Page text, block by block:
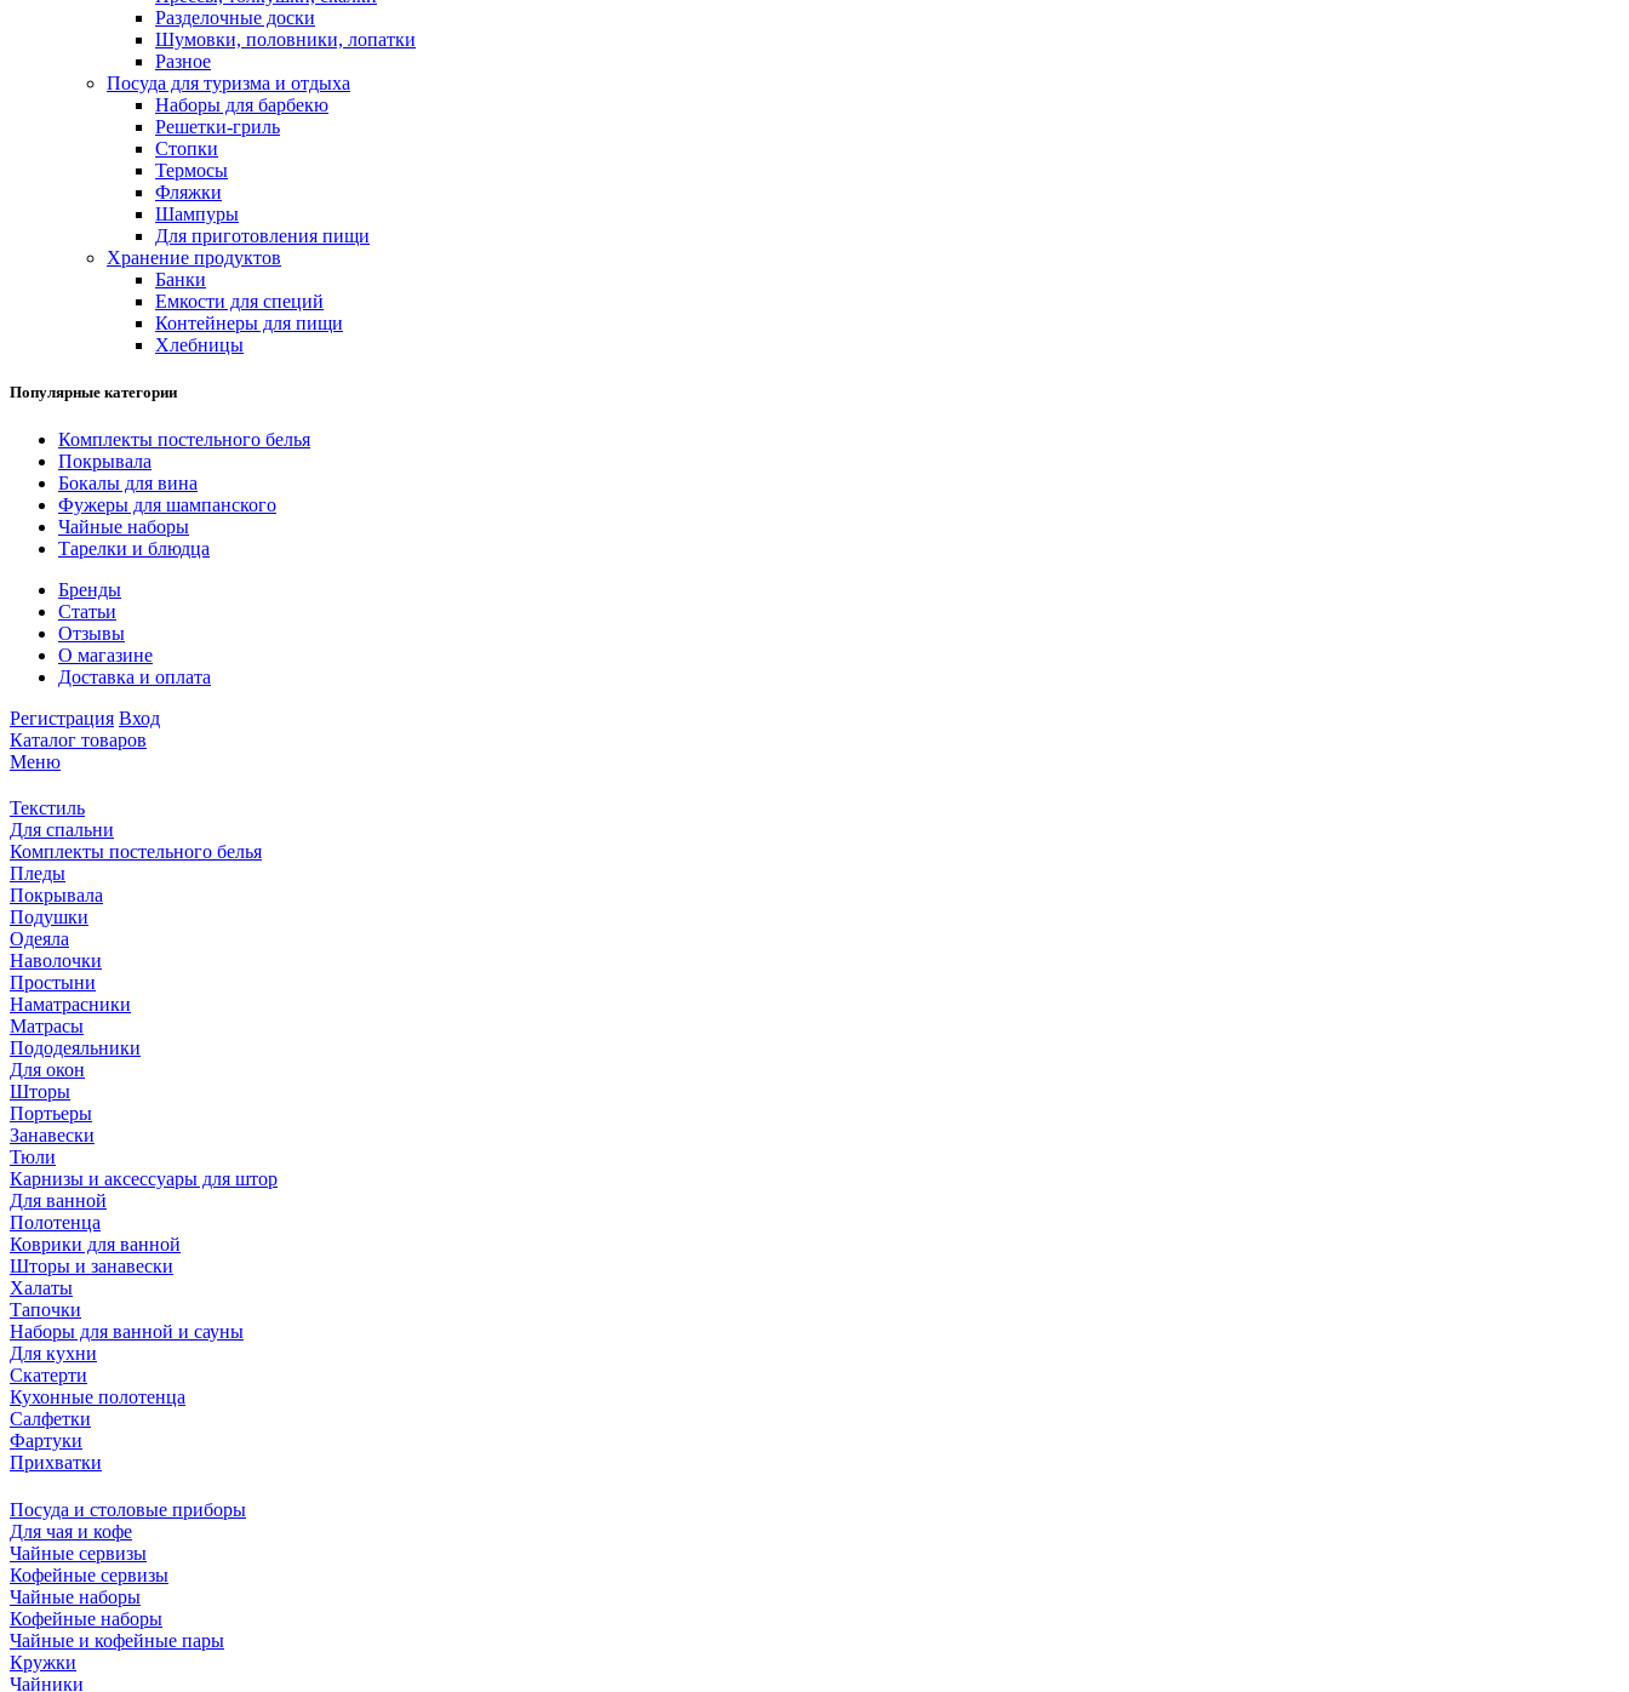
Разделочные доски
Шумовки, половники, лопатки
Разное
Посуда для туризма и отдыха
Наборы для барбекю
Решетки-гриль
Стопки
Термосы
Фляжки
Шампуры
Для приготовления пищи
Хранение продуктов
Банки
Емкости для специй
Контейнеры для пищи
Хлебницы
Популярные категории
Комплекты постельного белья
Покрывала
Бокалы для вина
Фужеры для шампанского
Чайные наборы
Тарелки и блюдца
Бренды
Статьи
Отзывы
О магазине
Доставка и оплата
Регистрация Вход
Каталог товаров
Меню
Текстиль
Для спальни
Комплекты постельного белья
Пледы
Покрывала
Подушки
Одеяла
Наволочки
Простыни
Наматрасники
Матрасы
Пододеяльники
Для окон
Шторы
Портьеры
Занавески
Тюли
Карнизы и аксессуары для штор
Для ванной
Полотенца
Коврики для ванной
Шторы и занавески
Халаты
Тапочки
Наборы для ванной и сауны
Для кухни
Скатерти
Кухонные полотенца
Салфетки
Фартуки
Прихватки
Посуда и столовые приборы
Для чая и кофе
Чайные сервизы
Кофейные сервизы
Чайные наборы
Кофейные наборы
Чайные и кофейные пары
Кружки
Чайники